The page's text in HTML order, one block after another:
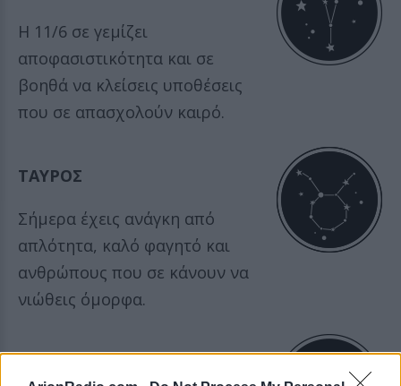
Η 11/6 σε γεμίζει
αποφασιστικότητα και σε
βοηθά να κλείσεις υποθέσεις
που σε απασχολούν καιρό.
ΤΑΥΡΟΣ
Σήμερα έχεις ανάγκη από
απλότητα, καλό φαγητό και
ανθρώπους που σε κάνουν να
νιώθεις όμορφα.